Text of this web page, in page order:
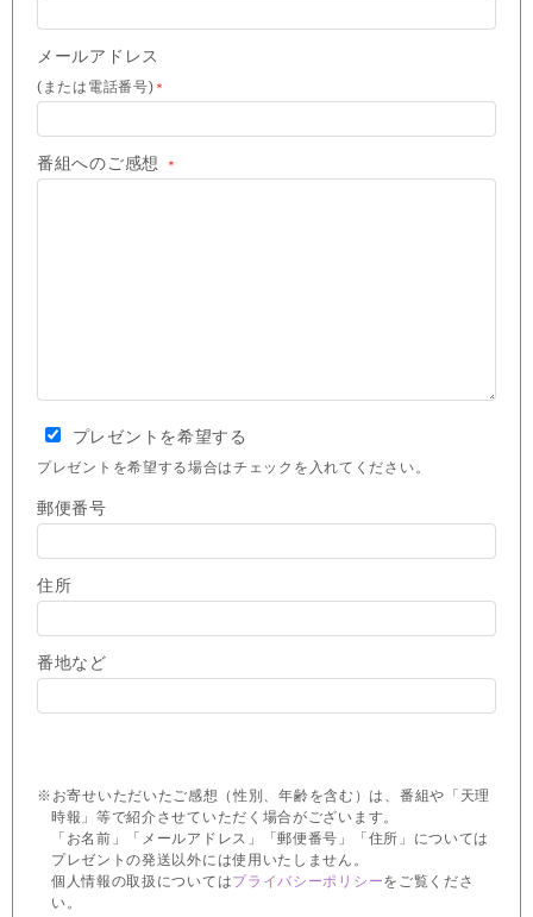
メールアドレス
(または電話番号) ＊
番組へのご感想 ＊
プレゼントを希望する
プレゼントを希望する場合はチェックを入れてください。
郵便番号
住所
番地など
※お寄せいただいたご感想（性別、年齢を含む）は、番組や「天理
時報」等で紹介させていただく場合がございます。
「お名前」「メールアドレス」「郵便番号」「住所」については
プレゼントの発送以外には使用いたしません。
個人情報の取扱についてはプライバシーポリシーをご覧くださ
い。